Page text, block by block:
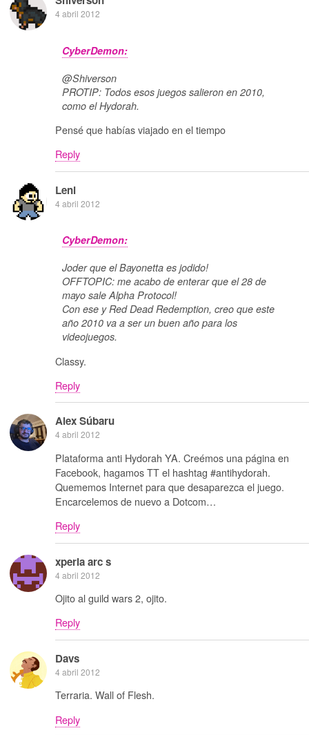
4 abril 2012
CyberDemon:
@Shiverson
PROTIP: Todos esos juegos salieron en 2010,
como el Hydorah.
Pensé que habías viajado en el tiempo
Reply
Leni
4 abril 2012
CyberDemon:
Joder que el Bayonetta es jodido!
OFFTOPIC: me acabo de enterar que el 28 de
mayo sale Alpha Protocol!
Con ese y Red Dead Redemption, creo que este
año 2010 va a ser un buen año para los
videojuegos.
Classy.
Reply
Alex Súbaru
4 abril 2012
Plataforma anti Hydorah YA. Creémos una página en
Facebook, hagamos TT el hashtag #antihydorah.
Quememos Internet para que desaparezca el juego.
Encarcelemos de nuevo a Dotcom…
Reply
xperia arc s
4 abril 2012
Ojito al guild wars 2, ojito.
Reply
Davs
4 abril 2012
Terraria. Wall of Flesh.
Reply